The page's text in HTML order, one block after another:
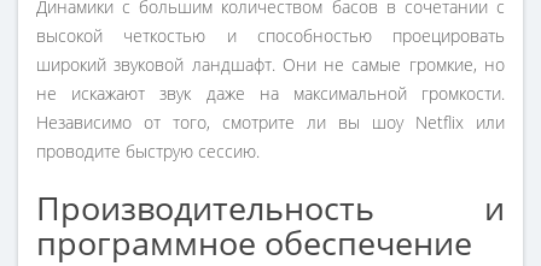
Динамики с большим количеством басов в сочетании с
высокой четкостью и способностью проецировать
широкий звуковой ландшафт. Они не самые громкие, но
не искажают звук даже на максимальной громкости.
Независимо от того, смотрите ли вы шоу Netflix или
проводите быструю сессию.
Производительность и
программное обеспечение